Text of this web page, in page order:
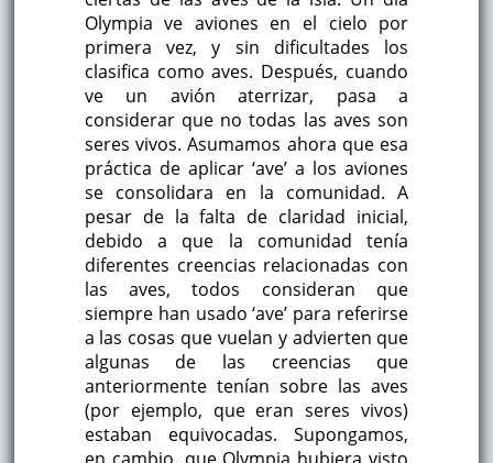
Olympia ve aviones en el cielo por
primera vez, y sin dificultades los
clasifica como aves. Después, cuando
ve un avión aterrizar, pasa a
considerar que no todas las aves son
seres vivos. Asumamos ahora que esa
práctica de aplicar ‘ave’ a los aviones
se consolidara en la comunidad. A
pesar de la falta de claridad inicial,
debido a que la comunidad tenía
diferentes creencias relacionadas con
las aves, todos consideran que
siempre han usado ‘ave’ para referirse
a las cosas que vuelan y advierten que
algunas de las creencias que
anteriormente tenían sobre las aves
(por ejemplo, que eran seres vivos)
estaban equivocadas. Supongamos,